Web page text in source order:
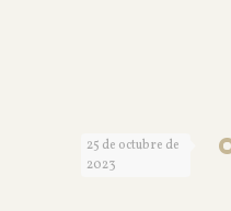
25 de octubre de
2023